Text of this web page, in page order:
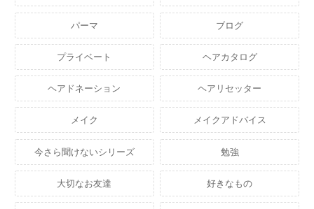
パーマ ブログ
プライベート ヘアカタログ
ヘアドネーション ヘアリセッター
メイク メイクアドバイス
今さら聞けないシリーズ 勉強
大切なお友達 好きなもの